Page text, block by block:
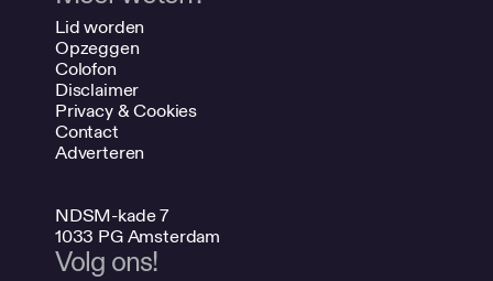
Lid worden
Opzeggen
Colofon
Disclaimer
Privacy & Cookies
Contact
Adverteren
NDSM-kade 7
1033 PG Amsterdam
Volg ons!